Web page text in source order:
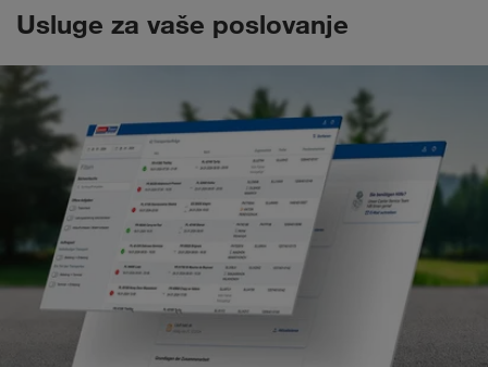
Usluge za vaše poslovanje